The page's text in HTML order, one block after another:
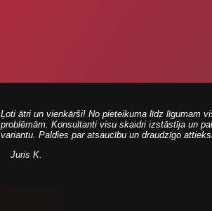
Ļoti ātri un vienkārši! No pieteikuma līdz līgumam
problēmām. Konsultanti visu skaidri izstāstīja un
variantu. Paldies par atsaucību un draudzīgo
Juris K.